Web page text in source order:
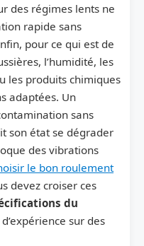
des régimes lents ne
rapide sans
pour ce qui est de
l’humidité, les
les produits chimiques
adaptées. Un
sans
son état se dégrader
des vibrations
le bon roulement
devez croiser ces
du
sur des